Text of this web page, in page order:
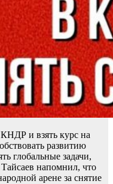
и взять курс на
развитию
глобальные задачи,
напомнил, что
арене за снятие